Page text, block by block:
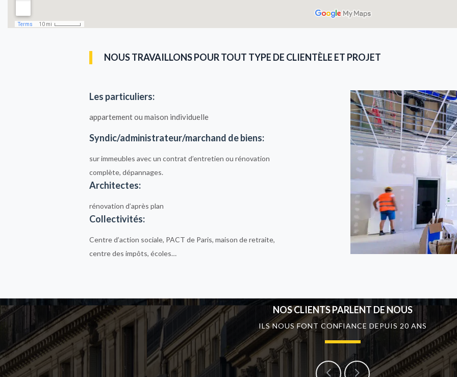
NOUS TRAVAILLONS POUR TOUT TYPE DE CLIENTÈLE ET PROJET
Les particuliers:
appartement ou maison individuelle
Syndic/administrateur/marchand de biens:
sur immeubles avec un contrat d’entretien ou rénovation
complète, dépannages.
Architectes:
rénovation d’après plan
Collectivités:
Centre d’action sociale, PACT de Paris, maison de retraite,
centre des impôts, écoles…
NOS CLIENTS PARLENT DE NOUS
ILS NOUS FONT CONFIANCE DEPUIS 20 ANS